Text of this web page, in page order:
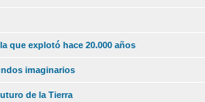
que explotó hace 20.000 años
imaginarios
de la Tierra